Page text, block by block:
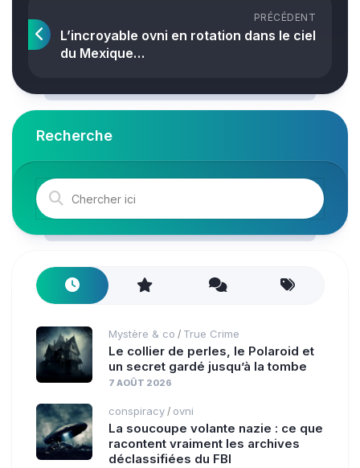
PRÉCÉDENT
L’incroyable ovni en rotation dans le ciel
du Mexique…
Recherche
Mystère & co / True Crime
Le collier de perles, le Polaroid et
un secret gardé jusqu’à la tombe
7 AOÛT 2026
conspiracy / ovni
La soucoupe volante nazie : ce que
racontent vraiment les archives
déclassifiées du FBI